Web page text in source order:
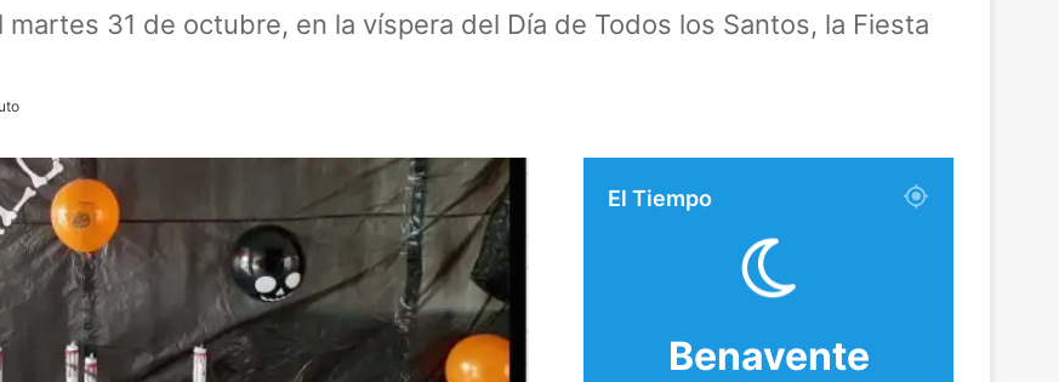
31 de octubre, en la víspera del Día de Todos los Santos, la Fiesta
El Tiempo
Benavente